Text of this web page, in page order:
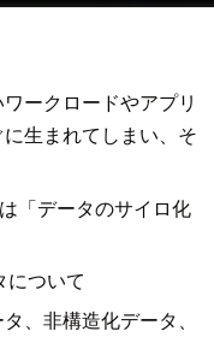
ークロードやアプリ
生まれてしまい、そ
「データのサイロ化
について
、非構造化データ、